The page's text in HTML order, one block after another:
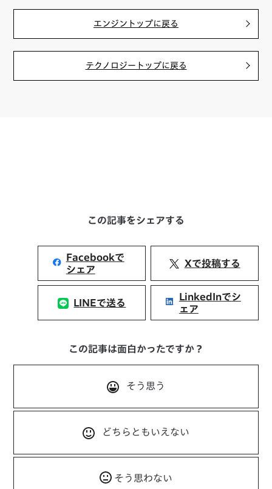
エンジントップに戻る
テクノロジートップに戻る
この記事をシェアする
Facebookで
シェア
Xで投稿する
LINEで送る
LinkedInでシ
ェア
この記事は面白かったですか？
そう思う
どちらともいえない
そう思わない